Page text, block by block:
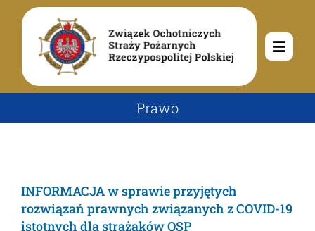
Przejdź
zawartości
Toggle
Rodowód
Kalendarz wydarzeń
Ochotnicze Straże Pożarne
Prawo
INFORMACJA w sprawie przyjętych
rozwiązań prawnych związanych z COVID-
19 istotnych dla strażaków OSP